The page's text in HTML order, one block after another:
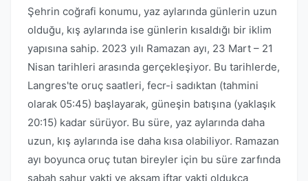
Şehrin coğrafi konumu, yaz aylarında günlerin uzun
olduğu, kış aylarında ise günlerin kısaldığı bir iklim
yapısına sahip. 2023 yılı Ramazan ayı, 23 Mart – 21
Nisan tarihleri arasında gerçekleşiyor. Bu tarihlerde,
Langres'te oruç saatleri, fecr-i sadıktan (tahmini
olarak 05:45) başlayarak, güneşin batışına (yaklaşık
20:15) kadar sürüyor. Bu süre, yaz aylarında daha
uzun, kış aylarında ise daha kısa olabiliyor. Ramazan
ayı boyunca oruç tutan bireyler için bu süre zarfında
sabah sahur vakti ve akşam iftar vakti oldukça